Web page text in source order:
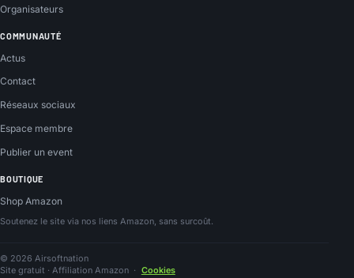
Organisateurs
COMMUNAUTÉ
Actus
Contact
Réseaux sociaux
Espace membre
Publier un event
BOUTIQUE
Shop Amazon
Soutenez le site via nos liens Amazon, sans surcoût.
© 2026 Airsoftnation
Site gratuit · Affiliation Amazon · Cookies